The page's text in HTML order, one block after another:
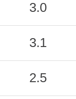
3.0
3.1
2.5